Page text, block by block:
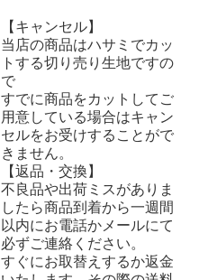
【キャンセル】
当店の商品はハサミでカッ
トする切り売り生地ですの
で
すでに商品をカットしてご
用意している場合はキャン
セルをお受けすることがで
きません。
【返品・交換】
不良品や出荷ミスがありま
したら商品到着から一週間
以内にお電話かメールにて
必ずご連絡ください。
すぐにお取替えするか返金